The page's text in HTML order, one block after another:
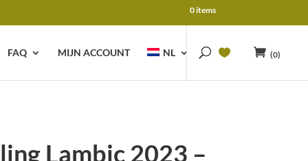
0 items
FAQ MIJN ACCOUNT NL (0)
Lambic 2023 –